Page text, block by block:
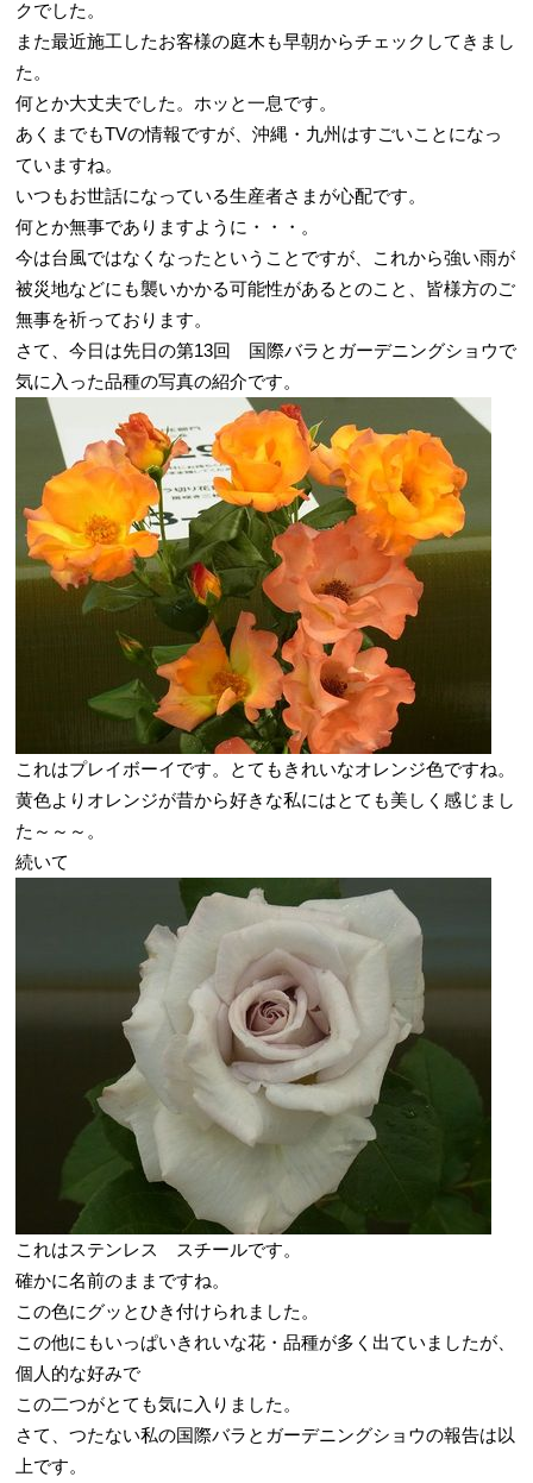
クでした。
また最近施工したお客様の庭木も早朝からチェックしてきまし
た。
何とか大丈夫でした。ホッと一息です。
あくまでもTVの情報ですが、沖縄・九州はすごいことになっ
ていますね。
いつもお世話になっている生産者さまが心配です。
何とか無事でありますように・・・。
今は台風ではなくなったということですが、これから強い雨が
被災地などにも襲いかかる可能性があるとのこと、皆様方のご
無事を祈っております。
さて、今日は先日の第13回 国際バラとガーデニングショウで
気に入った品種の写真の紹介です。
これはプレイボーイです。とてもきれいなオレンジ色ですね。
黄色よりオレンジが昔から好きな私にはとても美しく感じまし
た～～～。
続いて
これはステンレス スチールです。
確かに名前のままですね。
この色にグッとひき付けられました。
この他にもいっぱいきれいな花・品種が多く出ていましたが、
個人的な好みで
この二つがとても気に入りました。
さて、つたない私の国際バラとガーデニングショウの報告は以
上です。